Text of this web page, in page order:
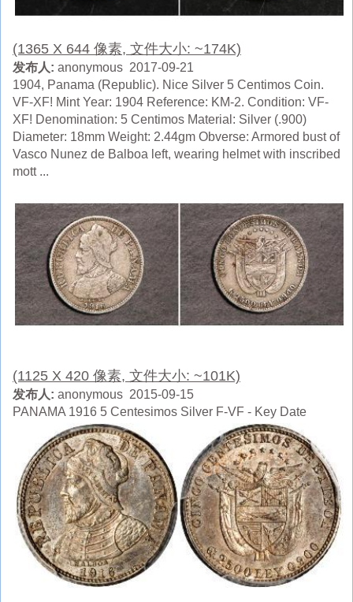
(1365 X 644 像素, 文件大小: ~174K)
发布人: anonymous 2017-09-21
1904, Panama (Republic). Nice Silver 5 Centimos Coin.
VF-XF! Mint Year: 1904 Reference: KM-2. Condition: VF-
XF! Denomination: 5 Centimos Material: Silver (.900)
Diameter: 18mm Weight: 2.44gm Obverse: Armored bust of
Vasco Nunez de Balboa left, wearing helmet with inscribed
mott ...
(1125 X 420 像素, 文件大小: ~101K)
发布人: anonymous 2015-09-15
PANAMA 1916 5 Centesimos Silver F-VF - Key Date